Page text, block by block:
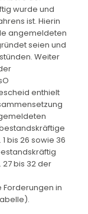
wurde und
ist. Hierin
angemeldeten
seien und
Weiter
enthielt
bis 26 sowie 36
27 bis 32 der
in